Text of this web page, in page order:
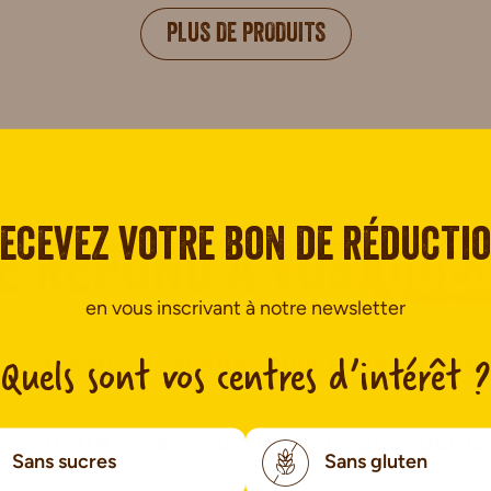
PLUS DE PRODUITS
répond à vos
sans sucres ajoutés pour éviter le
entre le sans sucres et le sans sucres
votre bon de
en vous inscrivant à notre newsletter
Quels sont vos centres d’intérêt ?
Sans sucres Sans gluten